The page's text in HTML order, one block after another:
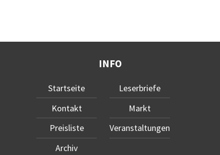
INFO
Startseite
Kontakt
Preisliste
Archiv
Leserbriefe
Markt
Veranstaltungen